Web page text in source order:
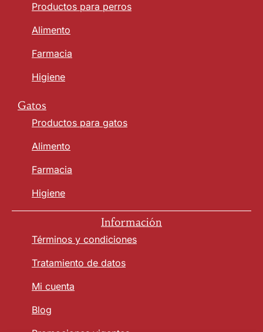
Productos para perros
Alimento
Farmacia
Higiene
Gatos
Productos para gatos
Alimento
Farmacia
Higiene
Información
Términos y condiciones
Tratamiento de datos
Mi cuenta
Blog